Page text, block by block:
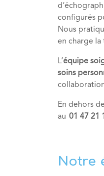
configurés
Nous
en charge la
L’équipe
soins
En dehors
au 01 47 21
Notre